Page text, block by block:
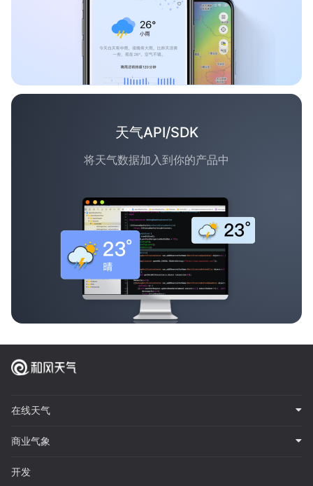
天气API/SDK
将天气数据加入到你的产品中
在线天气
商业气象
开发